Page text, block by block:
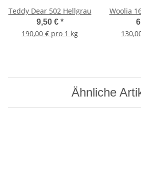
Teddy Dear 502 Hellgrau
9,50 € *
190,00 € pro 1 kg
Woolia
Ähnliche